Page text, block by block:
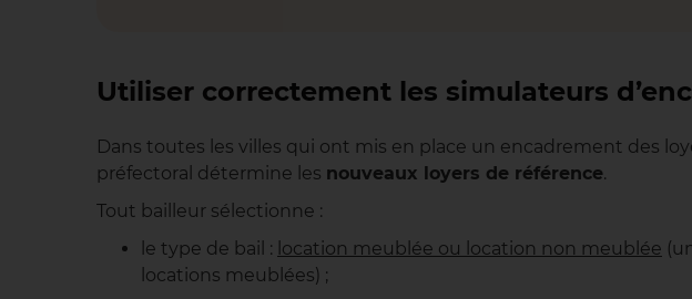
Utiliser correctement les simulateurs
Dans toutes les villes qui ont mis en place un encadrement des
préfectoral détermine les nouveaux loyers de référence.
Tout bailleur sélectionne :
le type de bail : location meublée ou location non meublée
locations meublées) ;